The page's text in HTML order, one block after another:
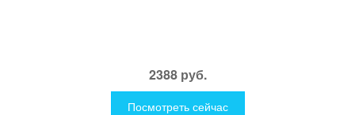
2388 руб.
Посмотреть сейчас